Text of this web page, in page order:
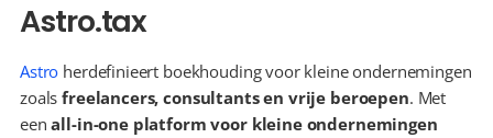
Astro.tax
Astro herdefinieert boekhouding voor kleine ondernemingen
zoals freelancers, consultants en vrije beroepen. Met
een all-in-one platform voor kleine ondernemingen